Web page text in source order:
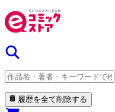
履歴を全て削除する